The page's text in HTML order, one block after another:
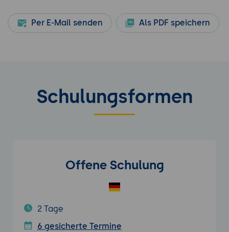
Per E-Mail senden Als PDF speichern
Schulungsformen
Offene Schulung
2 Tage
6 gesicherte Termine